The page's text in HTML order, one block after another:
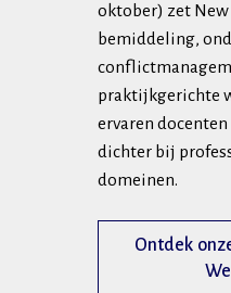
oktober) zet New
bemiddeling,
praktijkgerichte
ervaren
dichter bij
domeinen.
Ontdek